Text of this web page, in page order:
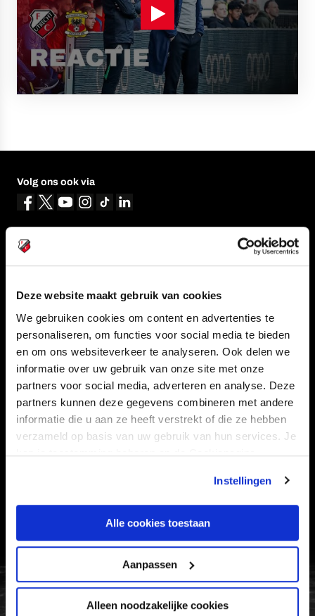
Deze website maakt gebruik van cookies
We gebruiken cookies om content en advertenties te
personaliseren, om functies voor social media te bieden
en om ons websiteverkeer te analyseren. Ook delen we
informatie over uw gebruik van onze site met onze
partners voor social media, adverteren en analyse. Deze
partners kunnen deze gegevens combineren met andere
informatie die u aan ze heeft verstrekt of die ze hebben
verzameld op basis van uw gebruik van hun services. Je
kan je toestemming beheren op de Cookiepagina.
Instellingen
Alle cookies toestaan
Aanpassen
Alleen noodzakelijke cookies
Volg ons ook via
CLUB
TEAMS
STADION
SUPPORTERS
FOUNDATION
KAARTVERKOOP
BUSINESS
Informatie
WERKEN BIJ
VERTROUWENSPERSOON
FC Utrecht<br>vanuit<br>het